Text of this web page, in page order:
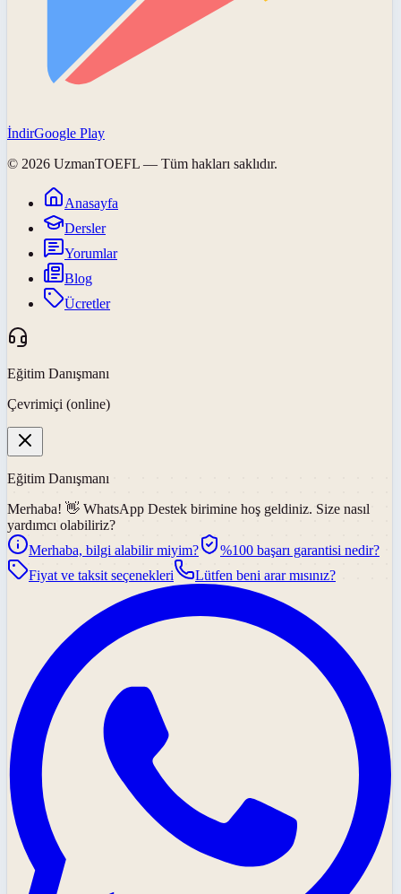
İndirGoogle Play
© 2026 UzmanTOEFL — Tüm hakları saklıdır.
Anasayfa
Dersler
Yorumlar
Blog
Ücretler
Eğitim Danışmanı
Çevrimiçi (online)
Eğitim Danışmanı
Merhaba! 👋 WhatsApp Destek birimine hoş geldiniz. Size nasıl
yardımcı olabiliriz?
Merhaba, bilgi alabilir miyim?
%100 başarı garantisi nedir?
Fiyat ve taksit seçenekleri
Lütfen beni arar mısınız?